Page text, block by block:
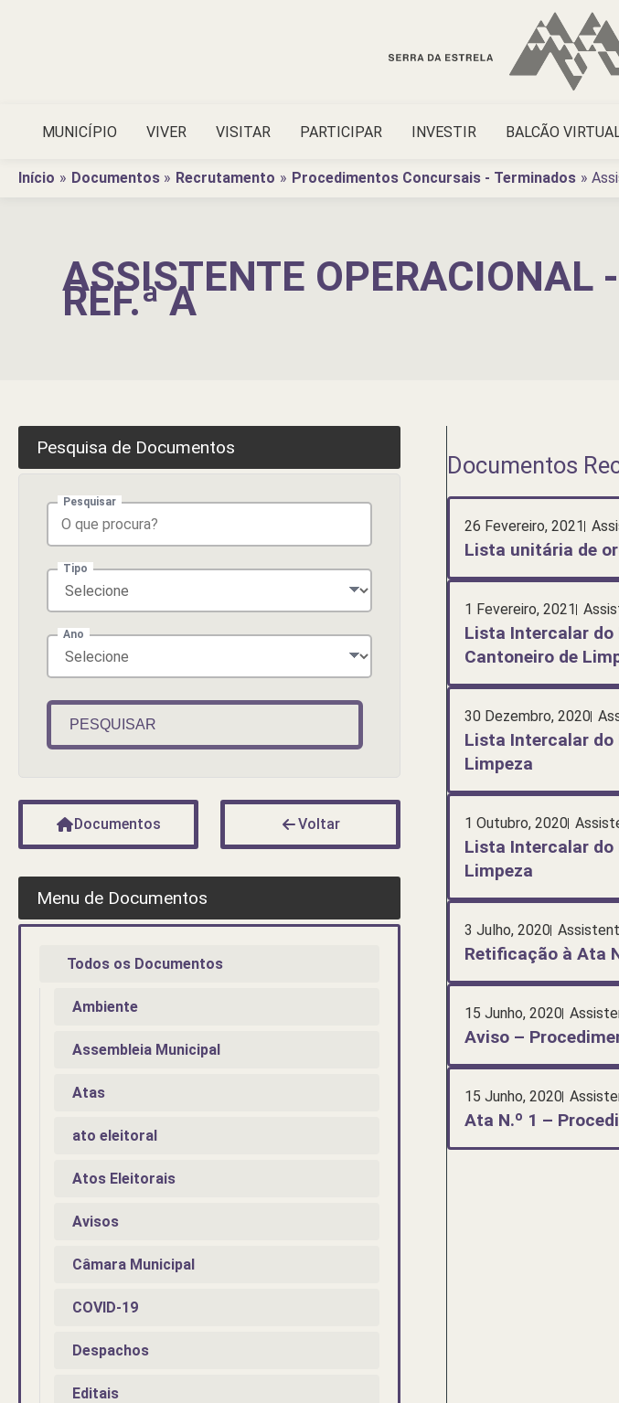
MUNICÍPIO VIVER VISITAR PARTICIPAR INVESTIR BALCÃO
Início Documentos Recrutamento Procedimentos Concursais - Terminados
ASSISTENTE OPERACIONAL
REF.ª A
Documentos
26 Fevereiro, 2021
Lista unitária de
1 Fevereiro, 2021
Lista Intercalar do
Cantoneiro de
30 Dezembro, 2020
Lista Intercalar do
Limpeza
1 Outubro, 2020
Lista Intercalar do
Limpeza
3 Julho, 2020
Retificação à Ata
15 Junho, 2020
Aviso –
15 Junho, 2020
Ata N.º 1 –
Pesquisa de Documentos
Pesquisar
Tipo
Ano
PESQUISAR
Documentos Voltar
Menu de Documentos
Todos os Documentos
Ambiente
Assembleia Municipal
Atas
ato eleitoral
Atos Eleitorais
Avisos
Câmara Municipal
COVID-19
Despachos
Editais